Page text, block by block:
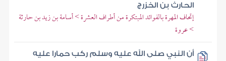
الحارث بن الخزرج
إتحاف المهرة بالفوائد المبتكرة من أطراف العشرة > أسامة بن زيد بن حارثة
> عروة
أن النبي صلى الله عليه وسلم ركب حمارا عليه